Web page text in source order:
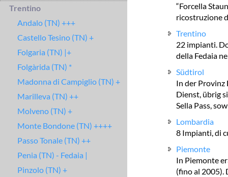
Trentino
Andalo (TN) +++
Castello Tesino (TN) +
Folgaria (TN) |+
Folgàrida (TN) *
Madonna di Campiglio (TN) +
Marilleva (TN) ++
Molveno (TN) +
Monte Bondone (TN) ++++
Passo Tonale (TN) ++
Penia (TN) - Fedaia |
Pinzolo (TN) +
“Forcella
ricostruzione
Trentino
22 impianti.
della Fedaia
Südtirol
In der Provinz
Dienst, übrig
Sella Pass,
Lombardia
8 Impianti, di
Piemonte
In Piemonte
(fino al 2005).